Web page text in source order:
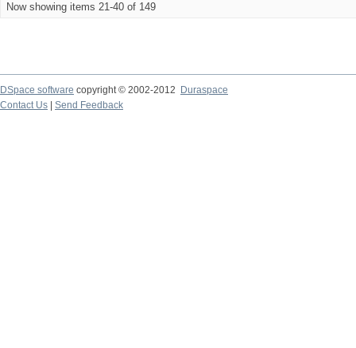
Now showing items 21-40 of 149
DSpace software copyright © 2002-2012
Duraspace
Contact Us
Send Feedback